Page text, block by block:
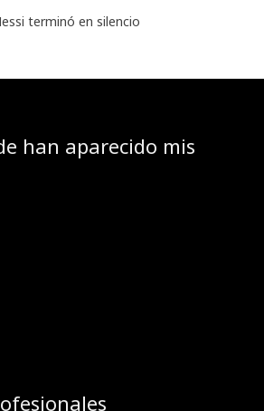
terminó en silencio
han aparecido mis